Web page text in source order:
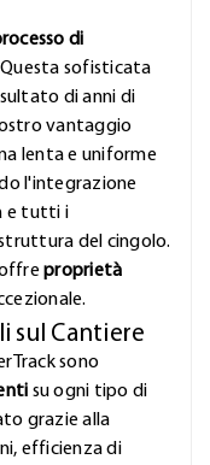
di
Questa sofisticata
di anni di
vantaggio
lenta e uniforme
l'integrazione
e tutti i
del cingolo.
proprietà
sul Cantiere
sono
su ogni tipo di
grazie alla
efficienza di